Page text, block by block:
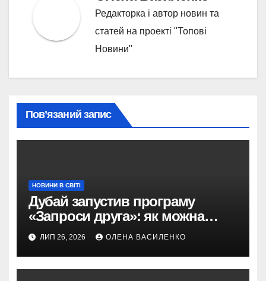
Редакторка і автор новин та
статей на проекті "Топові
Новини"
Пов’язаний запис
НОВИНИ В СВІТІ
Дубай запустив програму
«Запроси друга»: як можна
отримати винагороду за
туристів
ЛИП 26, 2026 ОЛЕНА ВАСИЛЕНКО